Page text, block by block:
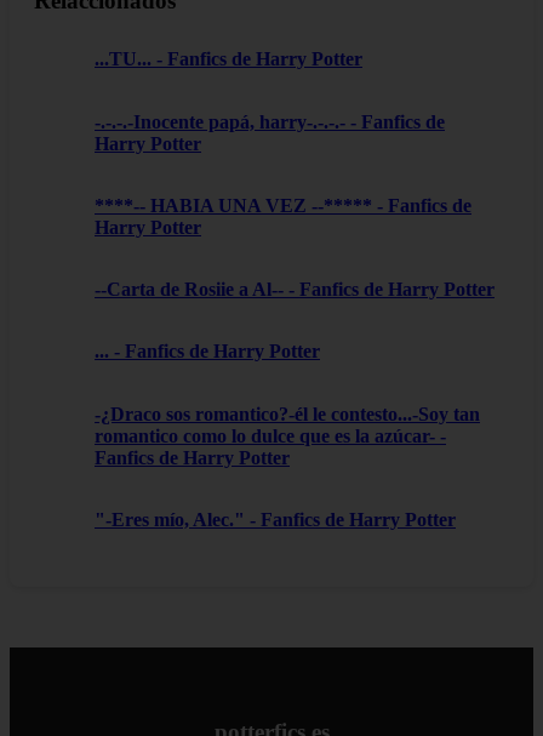
...TU... - Fanfics de Harry Potter
-.-.-.-Inocente papá, harry-.-.-.- - Fanfics de
Harry Potter
****-- HABIA UNA VEZ --***** - Fanfics de
Harry Potter
--Carta de Rosiie a Al-- - Fanfics de Harry Potter
... - Fanfics de Harry Potter
-¿Draco sos romantico?-él le contesto...-Soy tan
romantico como lo dulce que es la azúcar- -
Fanfics de Harry Potter
"-Eres mío, Alec." - Fanfics de Harry Potter